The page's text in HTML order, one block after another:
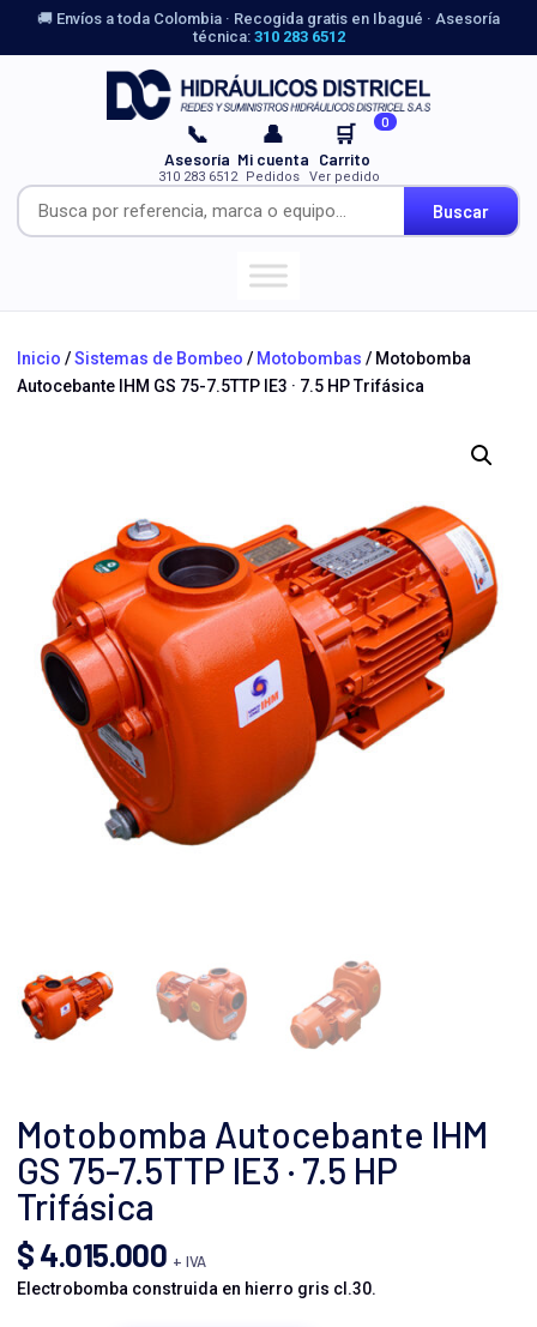
🚚 Envíos a toda Colombia · Recogida gratis en Ibagué · Asesoría
técnica: 310 283 6512
Buscar
📞
Asesoría
310 283 6512
👤
Mi cuenta
Pedidos
🛒 0
Carrito
Ver pedido
Inicio /Sistemas de Bombeo / Motobombas / Motobomba
Autocebante IHM GS 75-7.5TTP IE3 · 7.5 HP Trifásica
Motobomba Autocebante IHM
GS 75-7.5TTP IE3 · 7.5 HP
Trifásica
$4.015.000 + IVA
Electrobomba construida en hierro gris cl.30.